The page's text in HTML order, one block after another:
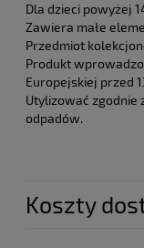
Dla dzieci powyżej
Zawiera małe
Przedmiot
Produkt
Europejskiej przed
Utylizować zgodnie
odpadów.
Koszty
Cena nie zawiera